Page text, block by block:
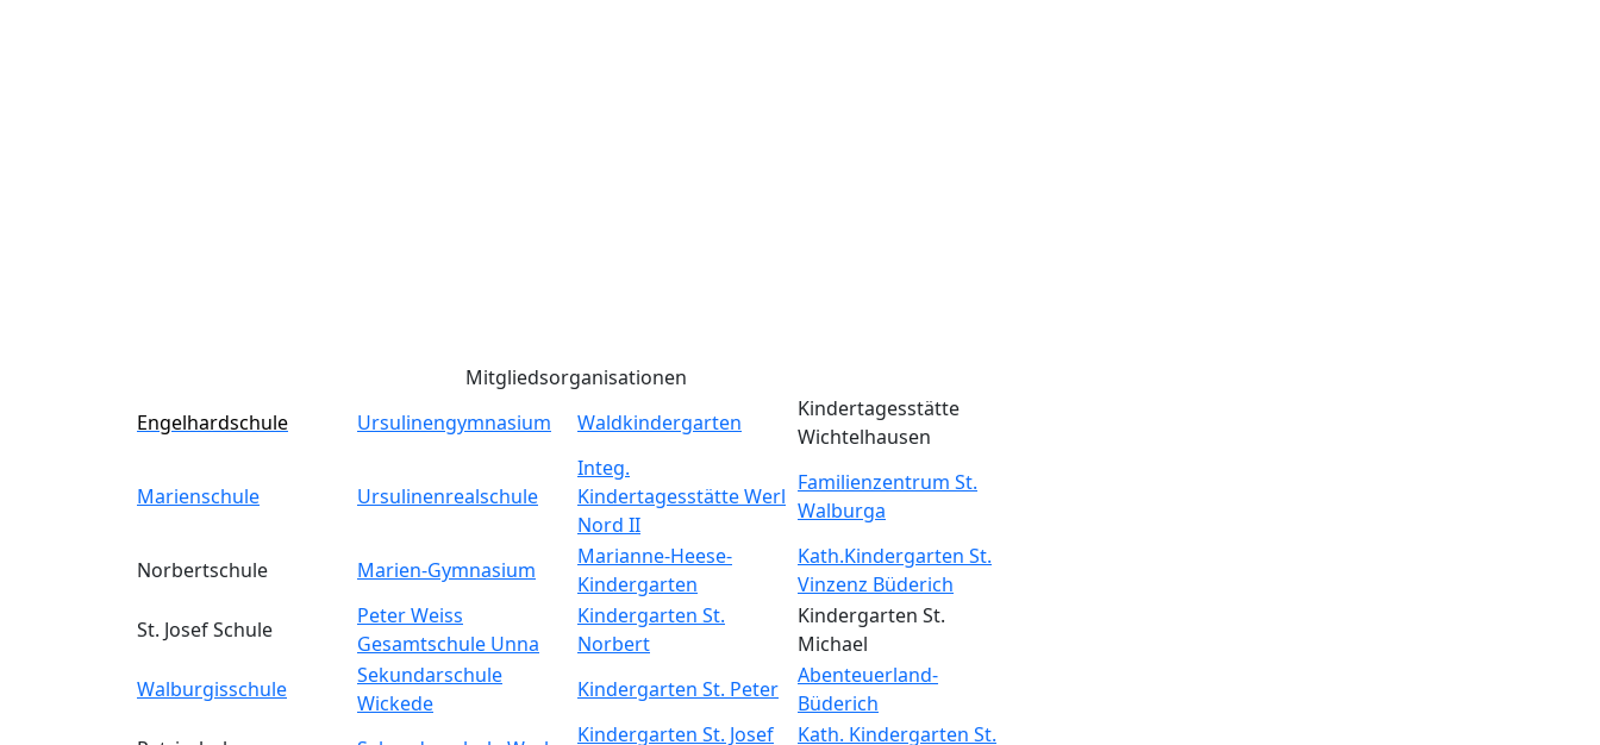
Mitgliedsorganisationen
Engelhardschule
Ursulinengymnasium Waldkindergarten
Kindertagesstätte
Wichtelhausen
Marienschule Ursulinenrealschule
Integ.
Kindertagesstätte Werl
Nord II
Familienzentrum St.
Walburga
Norbertschule Marien-Gymnasium
Marianne-Heese-
Kindergarten
Kath.Kindergarten St.
Vinzenz Büderich
St. Josef Schule
Peter Weiss
Gesamtschule Unna
Kindergarten St.
Norbert
Kindergarten St.
Michael
Walburgisschule
Sekundarschule
Wickede
Kindergarten St. Peter
Abenteuerland-
Büderich
Kindergarten St. Josef Kath. Kindergarten St.